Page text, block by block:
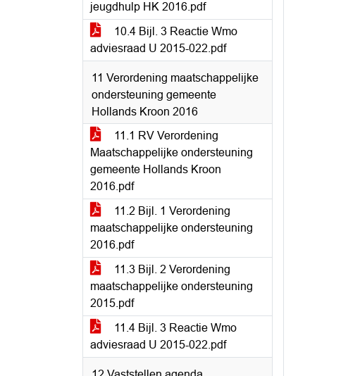
jeugdhulp HK 2016.pdf
10.4 Bijl. 3 Reactie Wmo
adviesraad U 2015-022.pdf
11 Verordening maatschappelijke
ondersteuning gemeente
Hollands Kroon 2016
11.1 RV Verordening
Maatschappelijke ondersteuning
gemeente Hollands Kroon
2016.pdf
11.2 Bijl. 1 Verordening
maatschappelijke ondersteuning
2016.pdf
11.3 Bijl. 2 Verordening
maatschappelijke ondersteuning
2015.pdf
11.4 Bijl. 3 Reactie Wmo
adviesraad U 2015-022.pdf